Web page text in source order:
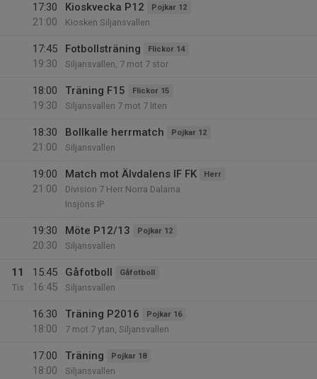
17:30
21:00
Kioskvecka P12 Pojkar 12
Kiosken Siljansvallen
17:45
19:30
Fotbollsträning Flickor 14
Siljansvallen, 7 mot 7 stor
18:00
19:30
Träning F15 Flickor 15
Siljansvallen 7 mot 7 liten
18:30
21:00
Bollkalle herrmatch Pojkar 12
Siljansvallen
19:00
21:00
Match mot Älvdalens IF FK Herr
Division 7 Herr Norra Dalarna
Insjöns IP
19:30
20:30
Möte P12/13 Pojkar 12
Siljansvallen
11
Tis
15:45
16:45
Gåfotboll Gåfotboll
Siljansvallen
16:30
18:00
Träning P2016 Pojkar 16
7 mot 7 ytan, Siljansvallen
17:00
18:00
Träning Pojkar 18
Siljansvallen